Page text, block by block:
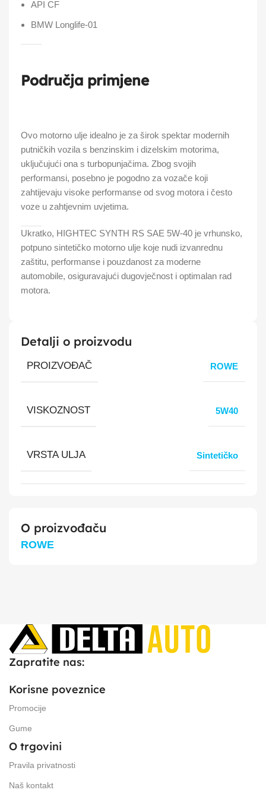
API CF
BMW Longlife-01
Područja primjene
Ovo motorno ulje idealno je za širok spektar modernih
putničkih vozila s benzinskim i dizelskim motorima,
uključujući ona s turbopunjačima. Zbog svojih
performansi, posebno je pogodno za vozače koji
zahtijevaju visoke performanse od svog motora i često
voze u zahtjevnim uvjetima.
Ukratko, HIGHTEC SYNTH RS SAE 5W-40 je vrhunsko,
potpuno sintetičko motorno ulje koje nudi izvanrednu
zaštitu, performanse i pouzdanost za moderne
automobile, osiguravajući dugovječnost i optimalan rad
motora.
Detalji o proizvodu
PROIZVOĐAČ ROWE
VISKOZNOST 5W40
VRSTA ULJA Sintetičko
O proizvođaču
ROWE
Zapratite nas:
Korisne poveznice
Promocije
Gume
O trgovini
Pravila privatnosti
Naš kontakt